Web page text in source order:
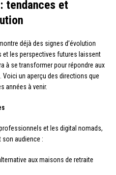
tendances et
déjà des signes d’évolution
et les perspectives futures laissent
à se transformer pour répondre aux
un aperçu des directions que
années à venir.
et les digital nomads,
son audience :
aux maisons de retraite